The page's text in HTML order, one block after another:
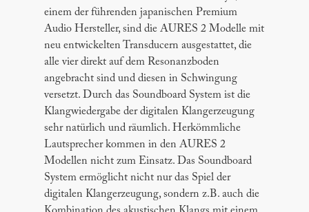
einem der führenden japanischen Premium
Audio Hersteller, sind die AURES 2 Modelle mit
neu entwickelten Transducern ausgestattet, die
alle vier direkt auf dem Resonanzboden
angebracht sind und diesen in Schwingung
versetzt. Durch das Soundboard System ist die
Klangwiedergabe der digitalen Klangerzeugung
sehr natürlich und räumlich. Herkömmliche
Lautsprecher kommen in den AURES 2
Modellen nicht zum Einsatz. Das Soundboard
System ermöglicht nicht nur das Spiel der
digitalen Klangerzeugung, sondern z.B. auch die